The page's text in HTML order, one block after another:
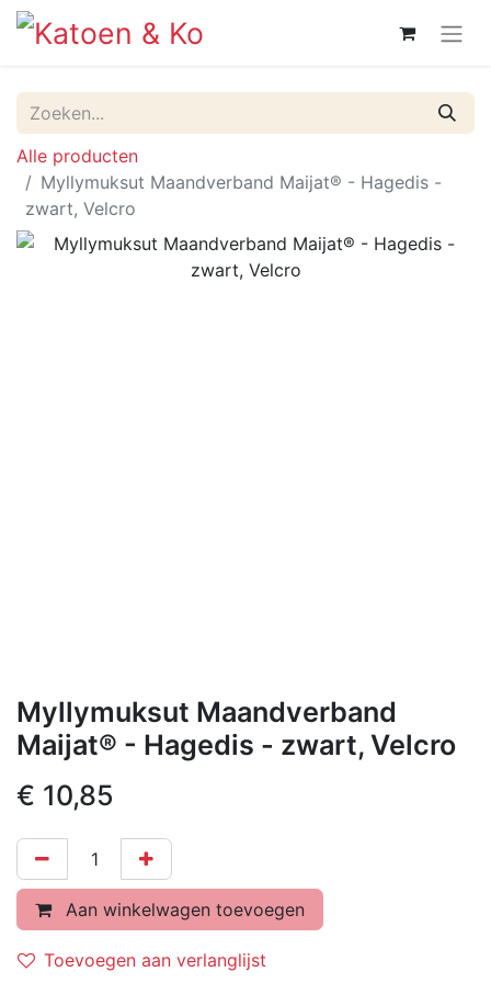
Alle producten
Myllymuksut Maandverband Maijat® - Hagedis -
zwart, Velcro
Myllymuksut Maandverband
Maijat® - Hagedis - zwart, Velcro
€ 10,85
Aan winkelwagen toevoegen
Toevoegen aan verlanglijst